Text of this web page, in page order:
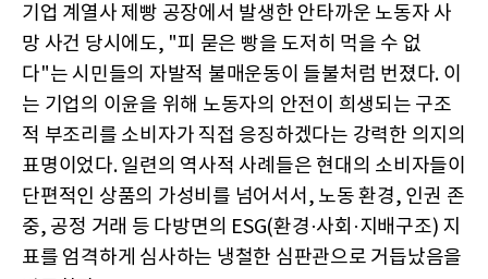
기업 계열사 제빵 공장에서 발생한 안타까운 노동자 사
망 사건 당시에도, "피 묻은 빵을 도저히 먹을 수 없
다"는 시민들의 자발적 불매운동이 들불처럼 번졌다. 이
는 기업의 이윤을 위해 노동자의 안전이 희생되는 구조
적 부조리를 소비자가 직접 응징하겠다는 강력한 의지의
표명이었다. 일련의 역사적 사례들은 현대의 소비자들이
단편적인 상품의 가성비를 넘어서서, 노동 환경, 인권 존
중, 공정 거래 등 다방면의 ESG(환경·사회·지배구조) 지
표를 엄격하게 심사하는 냉철한 심판관으로 거듭났음을